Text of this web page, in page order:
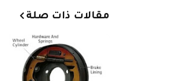
مقالات ذات صلة